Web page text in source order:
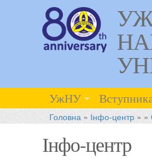
УжНУ
Головна » Інфо-центр» »
Інфо-центр